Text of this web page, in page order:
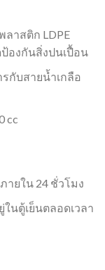
าสติก LDPE
องกันสิ่งปนเปื้อน
กับสายน้ำเกลือ
cc
ายใน 24 ชั่วโมง
นตู้เย็นตลอดเวลา